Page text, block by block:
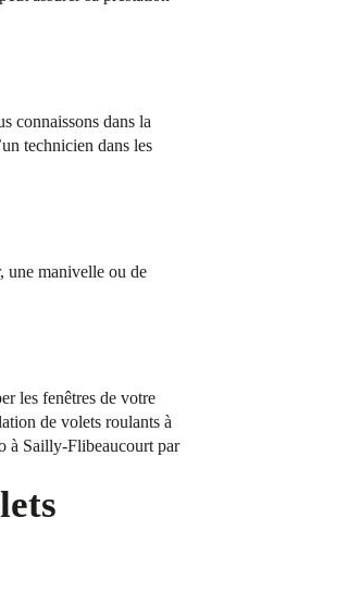
connaissons dans la
technicien dans les
une manivelle ou de
les fenêtres de votre
de volets roulants à
à Sailly-Flibeaucourt par